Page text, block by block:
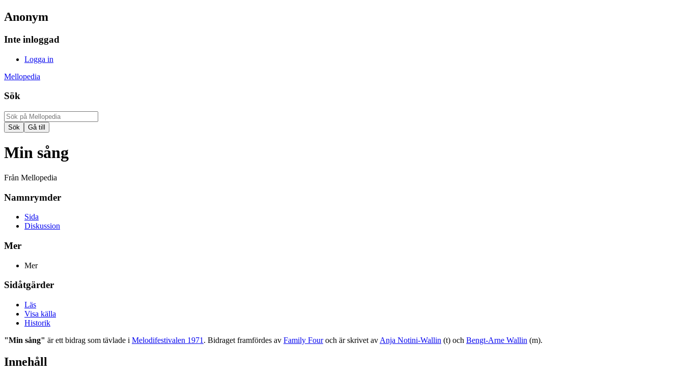
Anonym
Inte inloggad
Logga in
Mellopedia
Sök
Min sång
Från Mellopedia
Namnrymder
Sida
Diskussion
Mer
Mer
Sidåtgärder
Läs
Visa källa
Historik
"Min sång" är ett bidrag som tävlade i Melodifestivalen 1971 . Bidraget framfördes av Family Fouroch är skrivet av Anja Notini-Wallin (t) och Bengt-Arne Wallin (m).
Innehåll